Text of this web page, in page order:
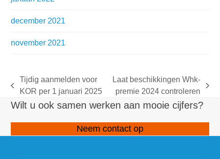
december 2021
november 2021
previous
post:
Tijdig aanmelden voor
KOR per 1 januari 2025
next
post:
Laat beschikkingen Whk-
premie 2024 controleren
Wilt u ook samen werken aan mooie cijfers?
Neem contact op